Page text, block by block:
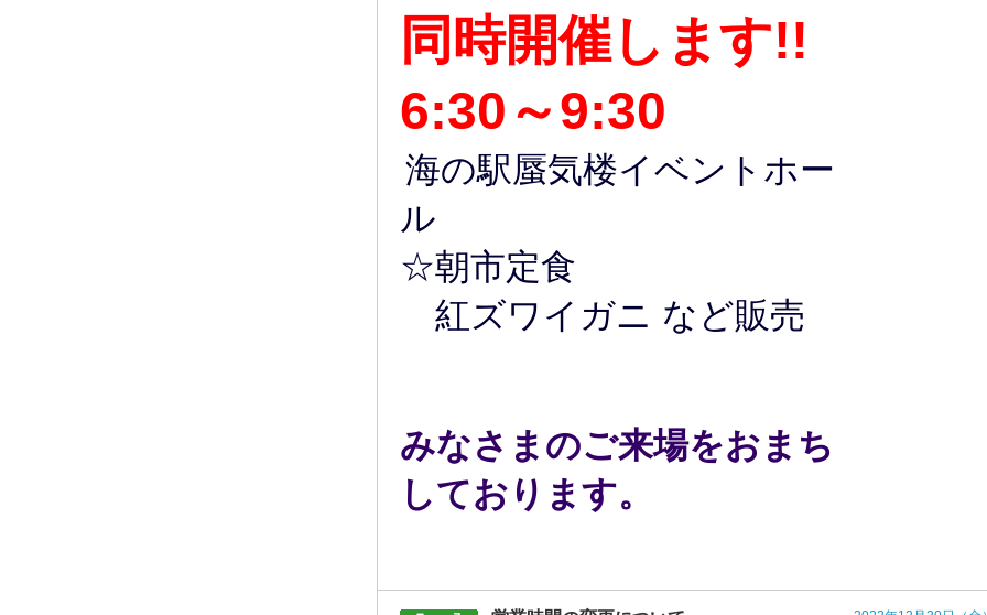
同時開催します!!
6:30～9:30
海の駅蜃気楼イベントホー
ル
☆朝市定食
紅ズワイガニ など販売
みなさまのご来場をおまち
しております。